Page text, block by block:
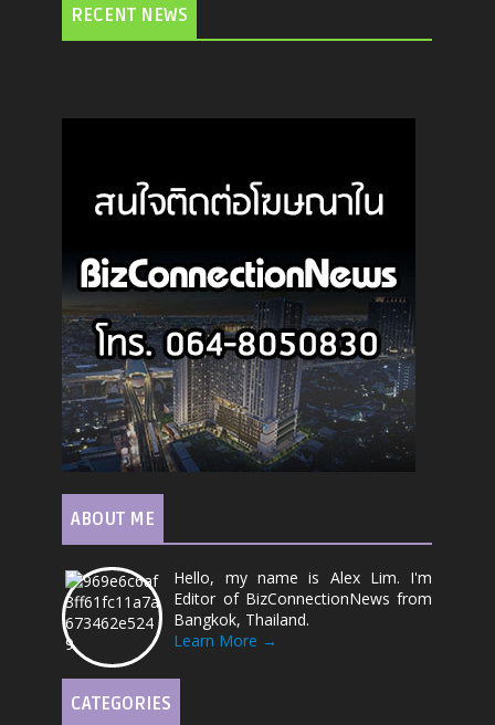
RECENT NEWS
ABOUT ME
Hello, my name is Alex Lim. I'm
Editor of BizConnectionNews from
Bangkok, Thailand.
Learn More →
CATEGORIES